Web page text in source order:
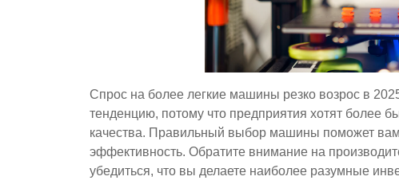
Спрос на более легкие машины резко возрос в
тенденцию, потому что предприятия хотят более
качества. Правильный выбор машины поможет вам
эффективность. Обратите внимание на
убедиться, что вы делаете наиболее разумные